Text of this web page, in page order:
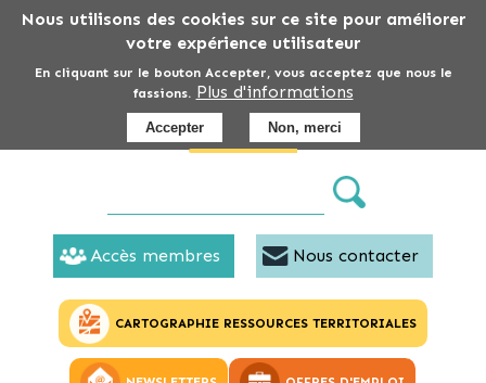
Nous utilisons des cookies sur ce site pour améliorer
votre expérience utilisateur
En cliquant sur le bouton Accepter, vous acceptez que nous le
fassions. Plus d'informations
Accepter Non, merci
Aller
au
contenu
principal
Accès membres Nous contacter
CARTOGRAPHIE RESSOURCES TERRITORIALES